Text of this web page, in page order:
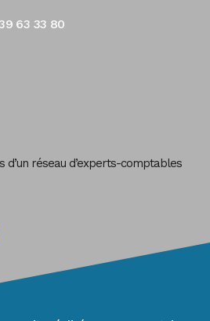
63 33 80
réseau d’experts-comptables